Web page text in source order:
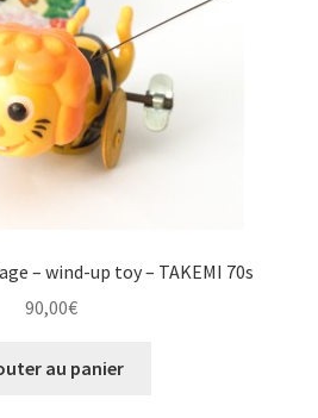
– wind-up toy – TAKEMI 70s
90,00€
au panier